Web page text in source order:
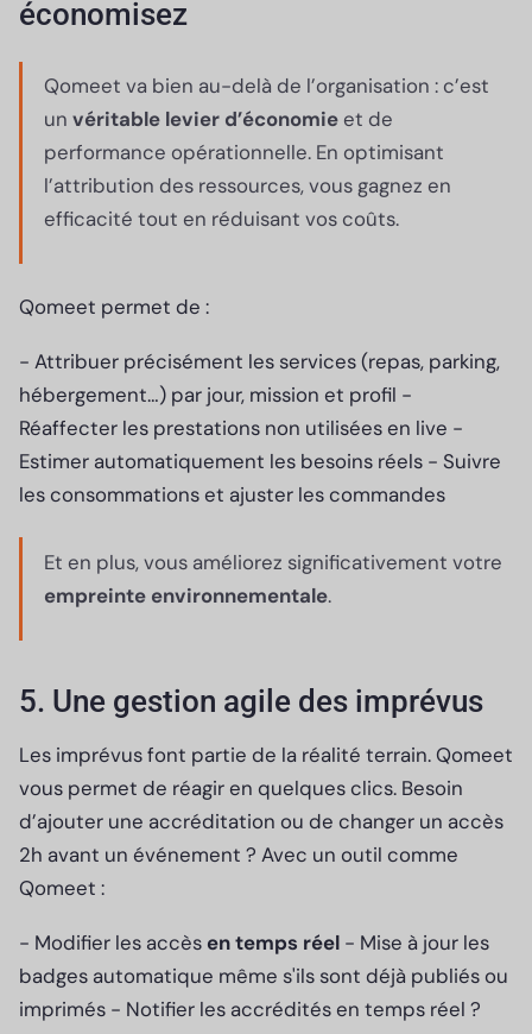
économisez
Qomeet va bien au-delà de l’organisation : c’est
un véritable levier d’économieet de
performance opérationnelle. En optimisant
l’attribution des ressources, vous gagnez en
efficacité tout en réduisant vos coûts.
Qomeet permet de :
- Attribuer précisément les services (repas, parking,
hébergement…) par jour, mission et profil -
Réaffecter les prestations non utilisées en live -
Estimer automatiquement les besoins réels - Suivre
les consommations et ajuster les commandes
Et en plus, vous améliorez significativement votre
empreinte environnementale.
5. Une gestion agile des imprévus
Les imprévus font partie de la réalité terrain. Qomeet
vous permet de réagir en quelques clics. Besoin
d’ajouter une accréditation ou de changer un accès
2h avant un événement ? Avec un outil comme
Qomeet :
- Modifier les accès en temps réel - Mise à jour les
badges automatique même s'ils sont déjà publiés ou
imprimés - Notifier les accrédités en temps réel ?